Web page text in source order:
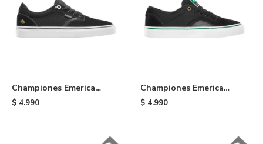
Championes Emerica
Dickson Skateboard -
$ 4.990
Championes Emerica
Provost G6 - Black /white
$ 4.990